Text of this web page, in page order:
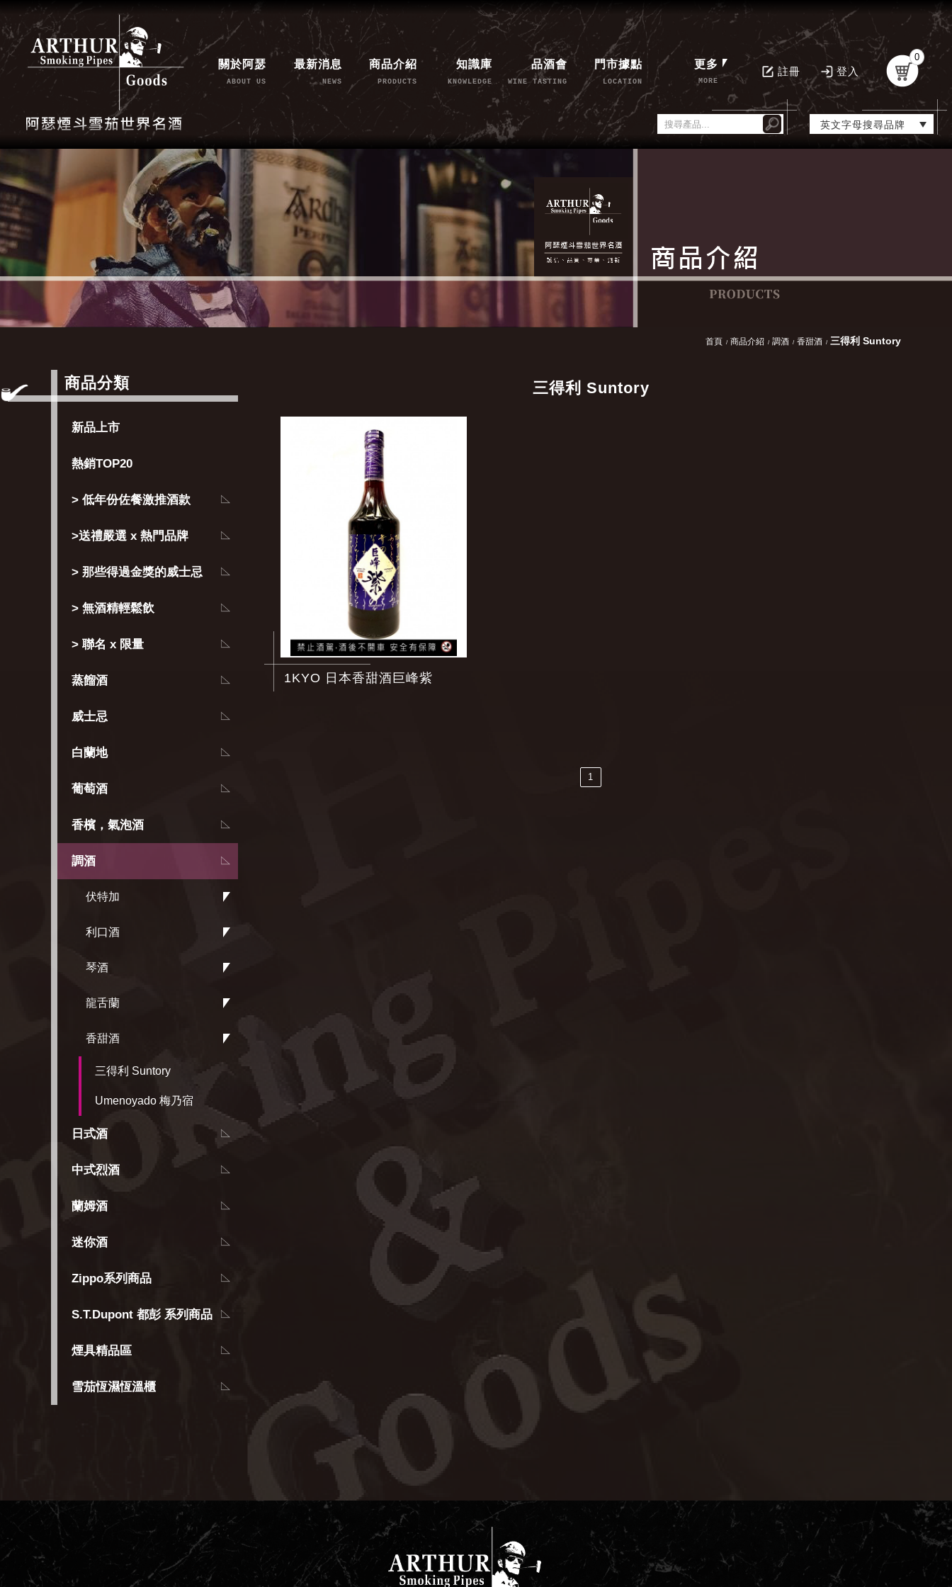
關於阿瑟
ABOUT US
最新消息
NEWS
商品介紹
PRODUCTS
知識庫
KNOWLEDGE
品酒會
WINE TASTING
門市據點
LOCATION
更多
MORE
註冊 登入
0
英文字母搜尋品牌
首頁 商品介紹 調酒 香甜酒 三得利 Suntory
商品分類
新品上市
熱銷TOP20
> 低年份佐餐激推酒款
>送禮嚴選 x 熱門品牌
> 那些得過金獎的威士忌
> 無酒精輕鬆飲
> 聯名 x 限量
蒸餾酒
威士忌
白蘭地
葡萄酒
香檳，氣泡酒
調酒
伏特加
利口酒
琴酒
龍舌蘭
香甜酒
三得利 Suntory
Umenoyado 梅乃宿
日式酒
中式烈酒
蘭姆酒
迷你酒
Zippo系列商品
S.T.Dupont 都彭 系列商品
煙具精品區
雪茄恆濕恆溫櫃
三得利 Suntory
1KYO 日本香甜酒巨峰紫
1